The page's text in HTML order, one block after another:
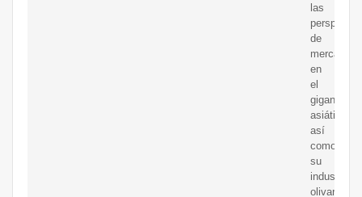
las
de
mercado
en
el
gigante
asiático,
así
como
su
industria
olivarera